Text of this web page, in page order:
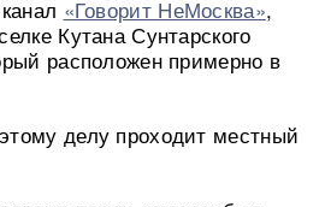
«Говорит НеМосква»,
Кутана Сунтарского
расположен примерно в
делу проходит местный